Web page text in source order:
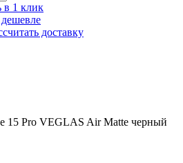
в 1 клик
доставку
15 Pro VEGLAS Air Matte черный